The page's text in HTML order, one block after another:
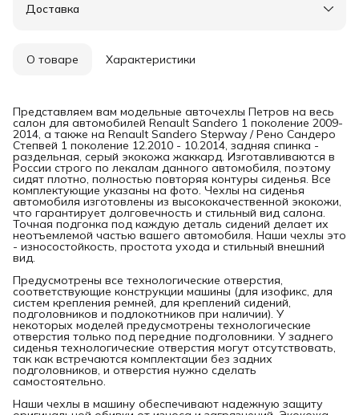
Доставка
О товаре Характеристики
Представляем вам модельные авточехлы Петров на весь
салон для автомобилей Renault Sandero 1 поколение 2009-
2014, а также на Renault Sandero Stepway / Рено Сандеро
Степвей 1 поколение 12.2010 - 10.2014, задняя спинка -
раздельная, серый экокожа жаккард. Изготавливаются в
России строго по лекалам данного автомобиля, поэтому
сидят плотно, полностью повторяя контуры сиденья. Все
комплектующие указаны на фото. Чехлы на сиденья
автомобиля изготовлены из высококачественной экокожи,
что гарантирует долговечность и стильный вид салона.
Точная подгонка под каждую деталь сидений делает их
неотъемлемой частью вашего автомобиля. Наши чехлы это
- износостойкость, простота ухода и стильный внешний
вид.
Предусмотрены все технологические отверстия,
соответствующие конструкции машины (для изофикс, для
систем крепления ремней, для креплений сидений,
подголовников и подлокотников при наличии). У
некоторых моделей предусмотрены технологические
отверстия только под передние подголовники. У заднего
сиденья технологические отверстия могут отсутствовать,
так как встречаются комплектации без задних
подголовников, и отверстия нужно сделать
самостоятельно.
Наши чехлы в машину обеспечивают надежную защиту